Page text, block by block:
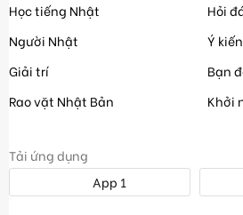
Học tiếng Nhật
Người Nhật
Giải trí
Rao vặt Nhật Bản
Hỏi
Ý kiến
Bạn
Khởi
Tải ứng dụng
App 1